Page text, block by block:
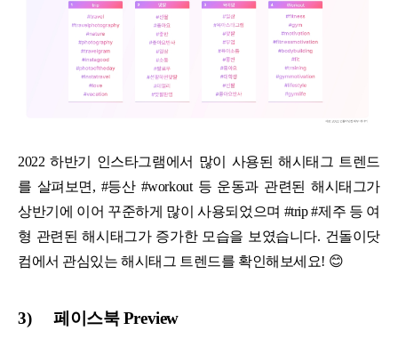
2022 하반기 인스타그램에서 많이 사용된 해시태그 트렌드
를 살펴보면, #등산 #workout 등 운동과 관련된 해시태그가
상반기에 이어 꾸준하게 많이 사용되었으며 #trip #제주 등 여
형 관련된 해시태그가 증가한 모습을 보였습니다. 건돌이닷
컴에서 관심있는 해시태그 트렌드를 확인해보세요! 😊
3) 페이스북 Preview